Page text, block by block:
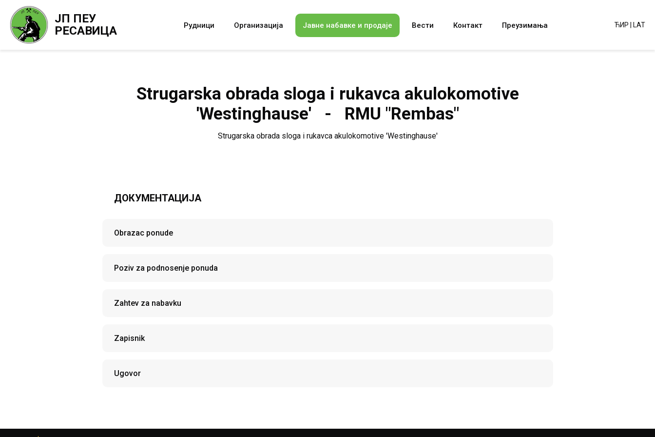
ЈП ПЕУ
РЕСАВИЦА
Рудници Организација Јавне набавке и продаје Вести Контакт Преузимања ЋИР LAT
Strugarska obrada sloga i rukavca akulokomotive
'Westinghause' - RMU "Rembas"
Strugarska obrada sloga i rukavca akulokomotive 'Westinghause'
ДОКУМЕНТАЦИЈА
Obrazac ponude
Poziv za podnosenje ponuda
Zahtev za nabavku
Zapisnik
Ugovor